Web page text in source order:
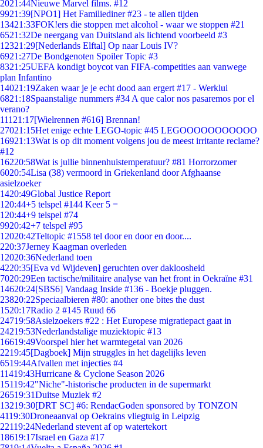
2021:44Nieuwe Marvel films. #12
9921:39[NPO1] Het Familiediner #23 - te allen tijden
13421:33FOK!ers die stoppen met alcohol - waar we stoppen #21
6521:32De neergang van Duitsland als lichtend voorbeeld #3
12321:29[Nederlands Elftal] Op naar Louis IV?
6921:27De Bondgenoten Spoiler Topic #3
8321:25UEFA kondigt boycot van FIFA-competities aan vanwege
plan Infantino
14021:19Zaken waar je je echt dood aan ergert #17 - Werklui
6821:18Spaanstalige nummers #34 A que calor nos pasaremos por el
verano?
111 21:17[Wielrennen #616] Brennan!
27021:15Het enige echte LEGO-topic #45 LEGOOOOOOOOOOO
16921:13Wat is op dit moment volgens jou de meest irritante reclame?
#12
16220:58Wat is jullie binnenhuistemperatuur? #81 Horrorzomer
6020:54Lisa (38) vermoord in Griekenland door Afghaanse
asielzoeker
1420:49Global Justice Report
1 20:44+5 telspel #144 Keer 5 =
1 20:44+9 telspel #74
9920:42+7 telspel #95
12020:42Teltopic #1558 tel door en door en door....
220:37Jerney Kaagman overleden
12020:36Nederland toen
4220:35[Eva vd Wijdeven] geruchten over dakloosheid
7020:29Een tactische/militaire analyse van het front in Oekraïne #31
14620:24[SBS6] Vandaag Inside #136 - Boekje pluggen.
23820:22Speciaalbieren #80: another one bites the dust
1520:17Radio 2 #145 Ruud 66
24719:58Asielzoekers #22 : Het Europese migratiepact gaat in
24219:53Nederlandstalige muziektopic #13
16619:49Voorspel hier het warmtegetal van 2026
2219:45[Dagboek] Mijn struggles in het dagelijks leven
6519:44Afvallen met injecties #4
11419:43Hurricane & Cyclone Season 2026
15119:42"Niche"-historische producten in de supermarkt
26519:31Duitse Muziek #2
13219:30[DRT SC] #6: RendacGoden sponsored by TONZON
4119:30Droneaanval op Oekrains vliegtuig in Leipzig
22119:24Nederland stevent af op watertekort
18619:17Israel en Gaza #17